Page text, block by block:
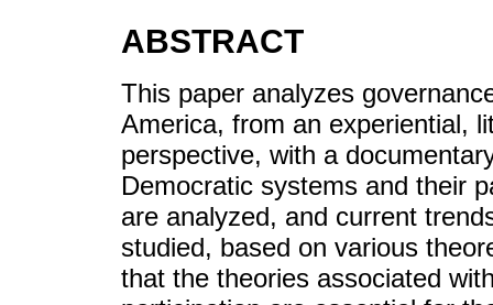
ABSTRACT
This paper analyzes
America, from an experiential,
perspective, with a
Democratic systems and their
are analyzed, and current
studied, based on various
that the theories associated